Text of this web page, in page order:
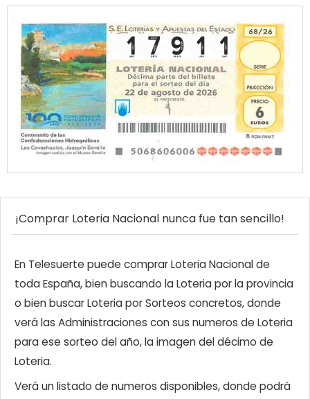
¡Comprar Loteria Nacional nunca fue tan sencillo!
En Telesuerte puede comprar Loteria Nacional de
toda España, bien buscando la Loteria por la provincia
o bien buscar Loteria por Sorteos concretos, donde
verá las Administraciones con sus numeros de Loteria
para ese sorteo del año, la imagen del décimo de
Loteria.
Verá un listado de numeros disponibles, donde podrá